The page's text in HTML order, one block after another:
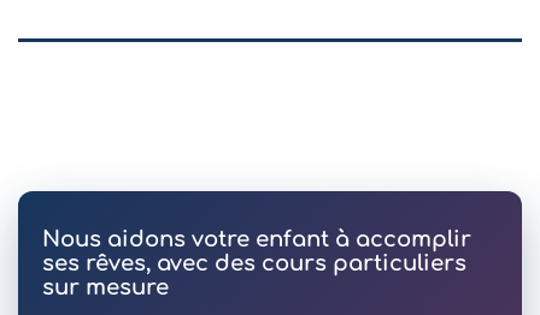
Nous aidons votre enfant à accomplir
ses rêves, avec des cours particuliers
sur mesure